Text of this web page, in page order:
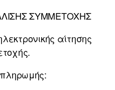
ΣΥΜΜΕΤΟΧΗΣ
αίτησης